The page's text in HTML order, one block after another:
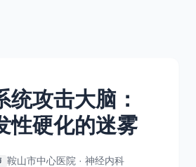
统攻击大脑：
性硬化的迷雾
鞍山市中心医院 · 神经内科